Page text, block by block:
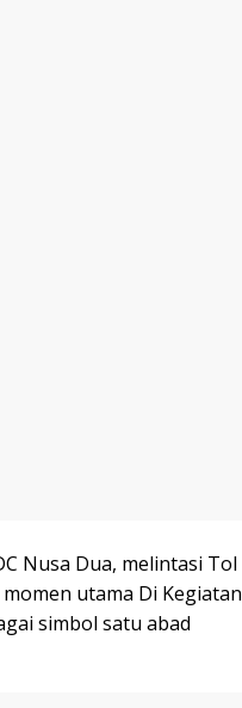
Nusa Dua, melintasi Tol
utama Di Kegiatan
simbol satu abad